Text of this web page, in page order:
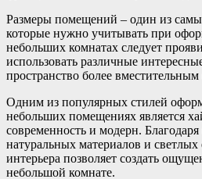
Размеры помещений – один из
которые нужно учитывать при
небольших комнатах следует
использовать различные
пространство более
Одним из популярных стилей
небольших помещениях является
современность и модерн.
натуральных материалов и светлых
интерьера позволяет создать
небольшой комнате.